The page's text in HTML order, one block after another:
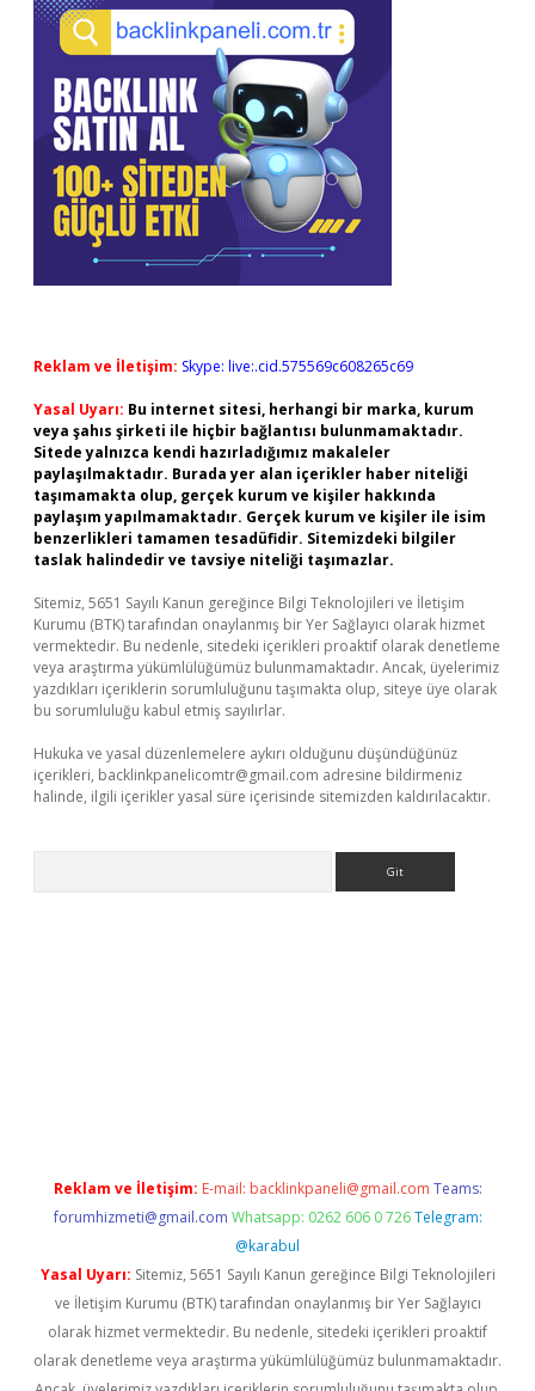
Reklam ve İletişim: Skype: live:.cid.575569c608265c69
Yasal Uyarı: Bu internet sitesi, herhangi bir marka, kurum
veya şahıs şirketi ile hiçbir bağlantısı bulunmamaktadır.
Sitede yalnızca kendi hazırladığımız makaleler
paylaşılmaktadır. Burada yer alan içerikler haber niteliği
taşımamakta olup, gerçek kurum ve kişiler hakkında
paylaşım yapılmamaktadır. Gerçek kurum ve kişiler ile isim
benzerlikleri tamamen tesadüfidir. Sitemizdeki bilgiler
taslak halindedir ve tavsiye niteliği taşımazlar.
Sitemiz, 5651 Sayılı Kanun gereğince Bilgi Teknolojileri ve İletişim
Kurumu (BTK) tarafından onaylanmış bir Yer Sağlayıcı olarak hizmet
vermektedir. Bu nedenle, sitedeki içerikleri proaktif olarak denetleme
veya araştırma yükümlülüğümüz bulunmamaktadır. Ancak, üyelerimiz
yazdıkları içeriklerin sorumluluğunu taşımakta olup, siteye üye olarak
bu sorumluluğu kabul etmiş sayılırlar.
Hukuka ve yasal düzenlemelere aykırı olduğunu düşündüğünüz
içerikleri, backlinkpanelicomtr@gmail.com adresine bildirmeniz
halinde, ilgili içerikler yasal süre içerisinde sitemizden kaldırılacaktır.
Reklam ve İletişim: E-mail: backlinkpaneli@gmail.com Teams:
forumhizmeti@gmail.com Whatsapp: 0262 606 0 726 Telegram:
@karabul
Yasal Uyarı: Sitemiz, 5651 Sayılı Kanun gereğince Bilgi Teknolojileri
ve İletişim Kurumu (BTK) tarafından onaylanmış bir Yer Sağlayıcı
olarak hizmet vermektedir. Bu nedenle, sitedeki içerikleri proaktif
olarak denetleme veya araştırma yükümlülüğümüz bulunmamaktadır.